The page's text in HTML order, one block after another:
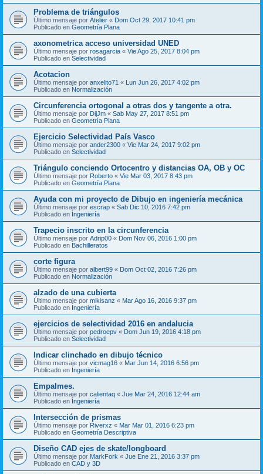
Problema de triángulos
Último mensaje por Atelier « Dom Oct 29, 2017 10:41 pm
Publicado en Geometría Plana
axonometrica acceso universidad UNED
Último mensaje por rosagarcia « Vie Ago 25, 2017 8:04 pm
Publicado en Selectividad
Acotacion
Último mensaje por anxelito71 « Lun Jun 26, 2017 4:02 pm
Publicado en Normalización
Circunferencia ortogonal a otras dos y tangente a otra.
Último mensaje por DijJm « Sab May 27, 2017 8:51 pm
Publicado en Geometría Plana
Ejercicio Selectividad País Vasco
Último mensaje por ander2300 « Vie Mar 24, 2017 9:02 pm
Publicado en Selectividad
Triángulo conciendo Ortocentro y distancias OA, OB y OC
Último mensaje por Roberto « Vie Mar 03, 2017 8:43 pm
Publicado en Geometría Plana
Ayuda con mi proyecto de Dibujo en ingeniería mecánica
Último mensaje por escrap « Sab Dic 10, 2016 7:42 pm
Publicado en Ingeniería
Trapecio inscrito en la circunferencia
Último mensaje por Adrip00 « Dom Nov 06, 2016 1:00 pm
Publicado en Bachilleratos
corte figura
Último mensaje por albert99 « Dom Oct 02, 2016 7:26 pm
Publicado en Normalización
alzado de una cubierta
Último mensaje por mikisanz « Mar Ago 16, 2016 9:37 pm
Publicado en Ingeniería
ejercicios de selectividad 2016 en andalucia
Último mensaje por pedroepv « Dom Jun 19, 2016 4:18 pm
Publicado en Selectividad
Indicar clinchado en dibujo técnico
Último mensaje por vicmag16 « Mar Jun 14, 2016 6:56 pm
Publicado en Ingeniería
Empalmes.
Último mensaje por calientaq « Jue Mar 24, 2016 12:44 am
Publicado en Ingeniería
Intersección de prismas
Último mensaje por Riverxz « Mar Mar 01, 2016 6:23 pm
Publicado en Geometría Descriptiva
Diseño CAD ejes de skate/longboard
Último mensaje por MarkFork « Jue Ene 21, 2016 3:37 pm
Publicado en CAD y 3D